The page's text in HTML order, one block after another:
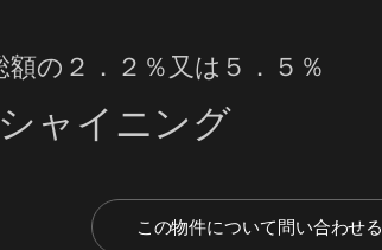
額の２．２％又は５．５％
ャイニング
この物件について問い合わせる